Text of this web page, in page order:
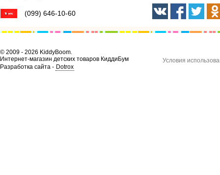
(099) 646-10-60
© 2009 - 2026 KiddyBoom.
Интернет-магазин детских товаров КиддиБум
Разработка сайта - Dotrox
Условия